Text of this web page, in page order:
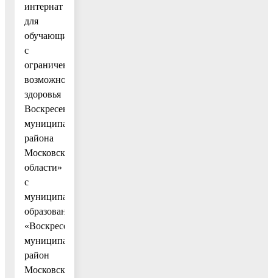
интернат
для
обучающихся
с
ограниченными
возможностями
здоровья
Воскресенского
муниципального
района
Московской
области»
с
муниципального
образования
«Воскресенский
муниципальный
район
Московской